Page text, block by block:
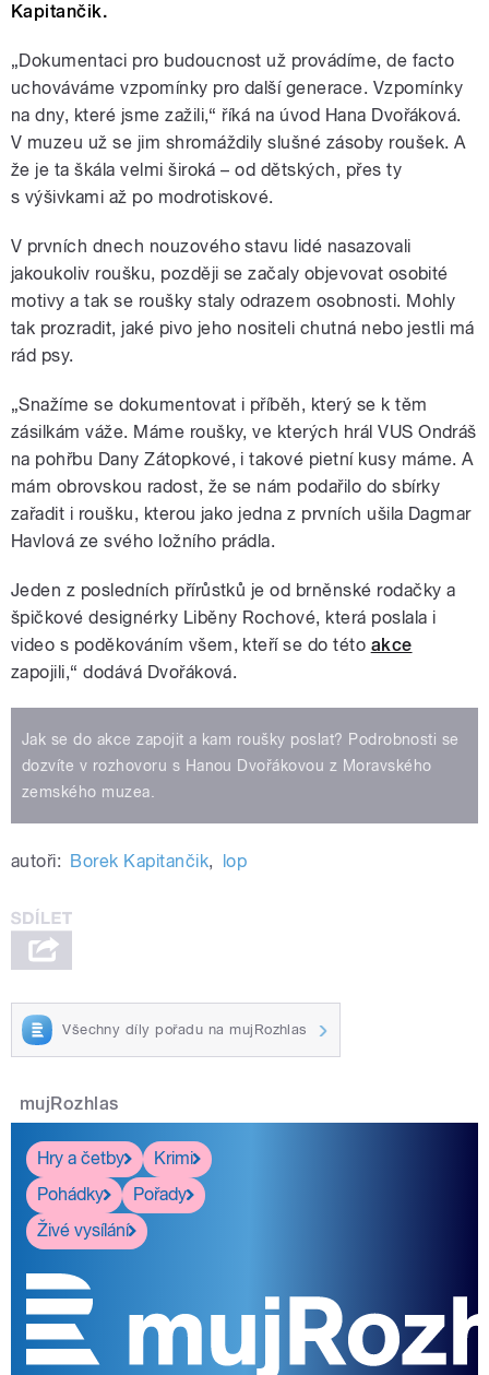
Kapitančik.
„Dokumentaci pro budoucnost už provádíme, de facto
uchováváme vzpomínky pro další generace. Vzpomínky
na dny, které jsme zažili,“ říká na úvod Hana Dvořáková.
V muzeu už se jim shromáždily slušné zásoby roušek. A
že je ta škála velmi široká – od dětských, přes ty
s výšivkami až po modrotiskové.
V prvních dnech nouzového stavu lidé nasazovali
jakoukoliv roušku, později se začaly objevovat osobité
motivy a tak se roušky staly odrazem osobnosti. Mohly
tak prozradit, jaké pivo jeho nositeli chutná nebo jestli má
rád psy.
„Snažíme se dokumentovat i příběh, který se k těm
zásilkám váže. Máme roušky, ve kterých hrál VUS Ondráš
na pohřbu Dany Zátopkové, i takové pietní kusy máme. A
mám obrovskou radost, že se nám podařilo do sbírky
zařadit i roušku, kterou jako jedna z prvních ušila Dagmar
Havlová ze svého ložního prádla.
Jeden z posledních přírůstků je od brněnské rodačky a
špičkové designérky Liběny Rochové, která poslala i
video s poděkováním všem, kteří se do této akce
zapojili,“ dodává Dvořáková.
Jak se do akce zapojit a kam roušky poslat? Podrobnosti se
dozvíte v rozhovoru s Hanou Dvořákovou z Moravského
zemského muzea.
autoři: Borek Kapitančik, lop
Všechny díly pořadu na mujRozhlas
mujRozhlas
Hry a četby
Krimi
Pohádky
Pořady
Živé vysílání